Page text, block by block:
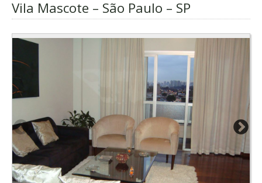
Vila Mascote – São Paulo – SP